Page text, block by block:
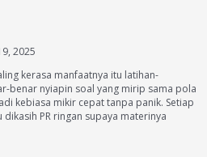
2025
kerasa manfaatnya itu latihan-
benar nyiapin soal yang mirip sama pola
kebiasa mikir cepat tanpa panik. Setiap
dikasih PR ringan supaya materinya